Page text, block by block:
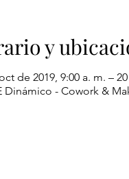
y
de 2019, 9:00 a. m. –
Dinámico - Cowork &